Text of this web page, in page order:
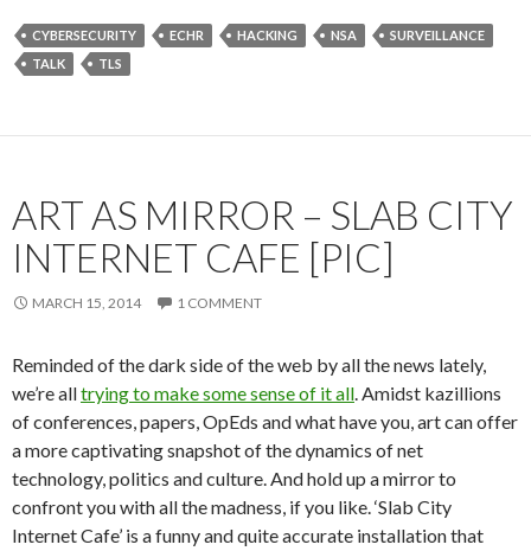
CYBERSECURITY ECHR HACKING NSA
SURVEILLANCE
TALK
TLS
ART AS MIRROR – SLAB CITY
INTERNET CAFE [PIC]
MARCH 15, 2014 1 COMMENT
Reminded of the dark side of the web by all the news lately,
we’re alltrying to make some sense of it all. Amidst kazillions
of conferences, papers, OpEds and what have you, art can offer
a more captivating snapshot of the dynamics of net
technology, politics and culture. And hold up a mirror to
confront you with all the madness, if you like. ‘Slab City
Internet Cafe’ is a funny and quite accurate installation that